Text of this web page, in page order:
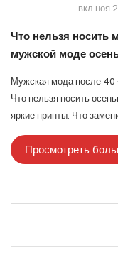
вкл ноя
Что нельзя носить
мужской моде
Мужская мода после 40
Что нельзя носить
яркие принты. Что
Просмотреть